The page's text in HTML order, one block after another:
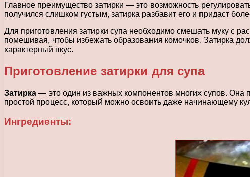
Главное преимущество затирки — это возможность
получился слишком густым, затирка разбавит его и придаст
Для приготовления затирки супа необходимо смешать муку с
помешивая, чтобы избежать образования комочков. Затирка
характерный вкус.
Приготовление затирки для супа
Затирка — это один из важных компонентов многих супов. Она
простой процесс, который можно освоить даже начинающему
Ингредиенты: